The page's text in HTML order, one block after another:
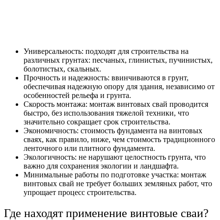
Универсальность: подходят для строительства на
различных грунтах: песчаных, глинистых, пучинистых,
болотистых, скальных.
Прочность и надежность: ввинчиваются в грунт,
обеспечивая надежную опору для здания, независимо от
особенностей рельефа и грунта.
Скорость монтажа: монтаж винтовых свай проводится
быстро, без использования тяжелой техники, что
значительно сокращает срок строительства.
Экономичность: стоимость фундамента на винтовых
сваях, как правило, ниже, чем стоимость традиционного
ленточного или плитного фундамента.
Экологичность: не нарушают целостность грунта, что
важно для сохранения экологии и ландшафта.
Минимальные работы по подготовке участка: монтаж
винтовых свай не требует больших земляных работ, что
упрощает процесс строительства.
Где находят применение винтовые сваи?